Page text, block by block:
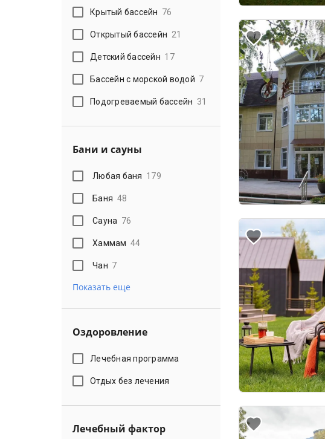
Крытый бассейн 76
Открытый бассейн 21
Детский бассейн 17
Бассейн с морской водой 7
Подогреваемый бассейн 31
Бани и сауны
Любая баня 179
Баня 48
Сауна 76
Хаммам 44
Чан 7
Показать еще
Оздоровление
Лечебная программа
Отдых без лечения
Лечебный фактор